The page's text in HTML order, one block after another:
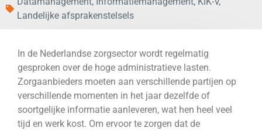
Landelijke afsprakenstelsels
In de Nederlandse zorgsector wordt regelmatig
gesproken over de hoge administratieve lasten.
Zorgaanbieders moeten aan verschillende partijen op
verschillende momenten in het jaar dezelfde of
soortgelijke informatie aanleveren, wat hen heel veel
tijd en werk kost. Om ervoor te zorgen dat de